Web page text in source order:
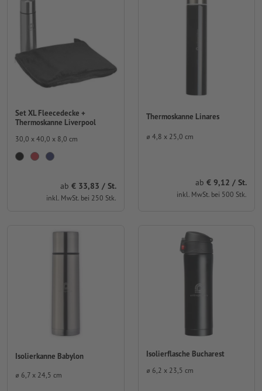
Set XL Fleecedecke +
Thermoskanne Liverpool
30,0 x 40,0 x 8,0 cm
ab 33,83 / St.
inkl. MwSt. bei 250 Stk.
Thermoskanne Linares
⌀ 4,8 x 25,0 cm
ab 9,12 / St.
inkl. MwSt. bei 500 Stk.
Isolierkanne Babylon
⌀ 6,7 x 24,5 cm
Isolierflasche Bucharest
⌀ 6,2 x 23,5 cm